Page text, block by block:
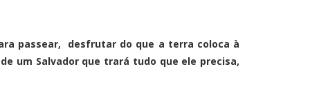
passear, desfrutar do que a terra coloca à
um Salvador que trará tudo que ele precisa,